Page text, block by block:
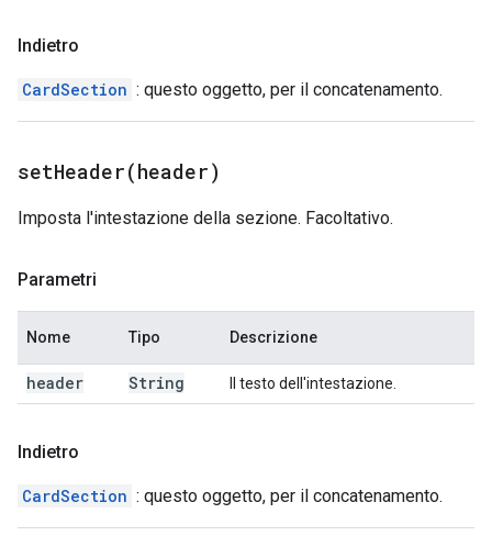
Indietro
CardSection : questo oggetto, per il concatenamento.
setHeader(header)
Imposta l'intestazione della sezione. Facoltativo.
Parametri
Nome Tipo Descrizione
header String Il testo dell'intestazione.
Indietro
CardSection : questo oggetto, per il concatenamento.